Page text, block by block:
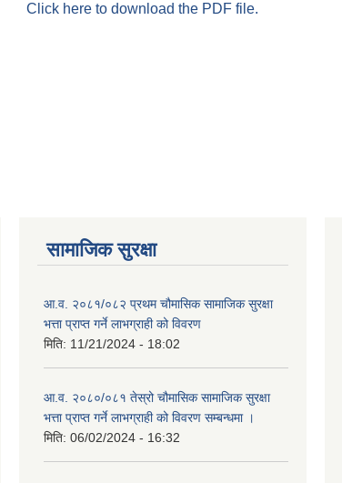
Click here to download the PDF file.
सामाजिक सुरक्षा
आ.व. २०८१/०८२ प्रथम चौमासिक सामाजिक सुरक्षा
भत्ता प्राप्त गर्ने लाभग्राही को विवरण
मिति: 11/21/2024 - 18:02
आ.व. २०८०/०८१ तेस्रो चौमासिक सामाजिक सुरक्षा
भत्ता प्राप्त गर्ने लाभग्राही को विवरण सम्बन्धमा ।
मिति: 06/02/2024 - 16:32